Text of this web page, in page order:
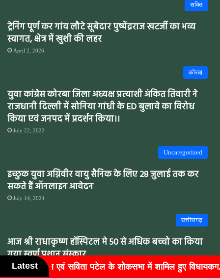
सक्ति
ट्रेनिंग पूर्ण कर गांव लौटे सूबेदार पुष्पेंद्रराज खटर्जी का भव्य
स्वागत, क्षेत्र में खुशी की लहर
April 2, 2026
कोरबा
युवा कांग्रेस कोरबा जिला अध्यक्ष प्रत्याशी अंकित तिवारी ने
राजधानी दिल्ली में सोनिया गांधी के ED बुलावे का विरोध
किया एवं जनपद में प्रदर्शन किया।।
July 22, 2022
Uncategorized
इच्छुक युवा अग्निवीर वायु सैनिक के लिए 28 जुलाई तक कर
सकते हैं ऑनलाइन आवेदन
July 14, 2024
छत्तीसगढ़
आज श्री राधाकृष्ण हॉस्पिटल मे 50 से अधिक बच्चो का किया
गया स्वर्ण प्रशान संस्कार
May 7, 2022
Latest
हुए विधायकग... बुजुर्गों के चेहरों पर लौटी मुस्कान,